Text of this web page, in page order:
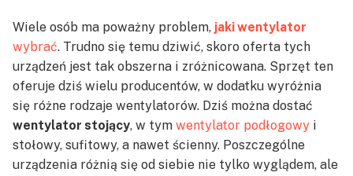
Wiele osób ma poważny problem, jaki wentylator
wybrać. Trudno się temu dziwić, skoro oferta tych
urządzeń jest tak obszerna i zróżnicowana. Sprzęt ten
oferuje dziś wielu producentów, w dodatku wyróżnia
się różne rodzaje wentylatorów. Dziś można dostać
wentylator stojący, w tym wentylator podłogowy i
stołowy, sufitowy, a nawet ścienny. Poszczególne
urządzenia różnią się od siebie nie tylko wyglądem, ale